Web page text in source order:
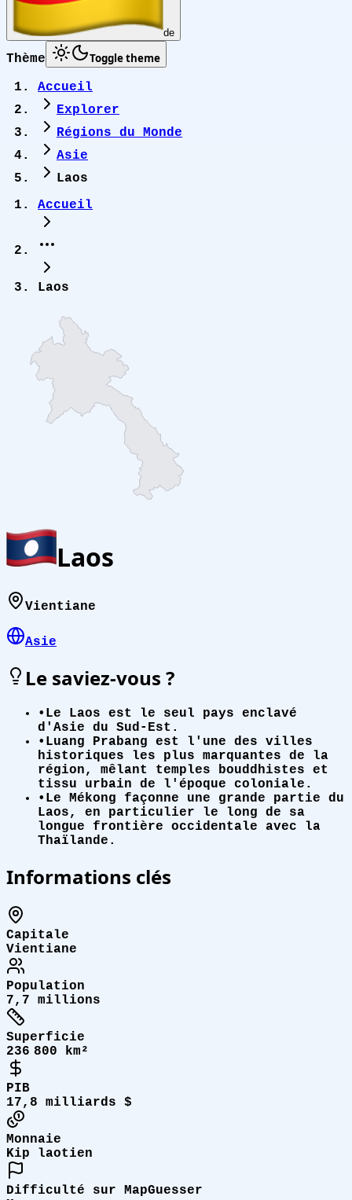
de
Thème Toggle theme
Accueil
Explorer
Régions du Monde
Asie
Laos
Accueil
Laos
Laos
Vientiane
Asie
Le saviez-vous ?
• Le Laos est le seul pays enclavé
d'Asie du Sud-Est.
• Luang Prabang est l'une des villes
historiques les plus marquantes de la
région, mêlant temples bouddhistes et
tissu urbain de l'époque coloniale.
• Le Mékong façonne une grande partie du
Laos, en particulier le long de sa
longue frontière occidentale avec la
Thaïlande.
Informations clés
Capitale
Vientiane
Population
7,7 millions
Superficie
236 800 km²
PIB
17,8 milliards $
Monnaie
Kip laotien
Difficulté sur MapGuesser